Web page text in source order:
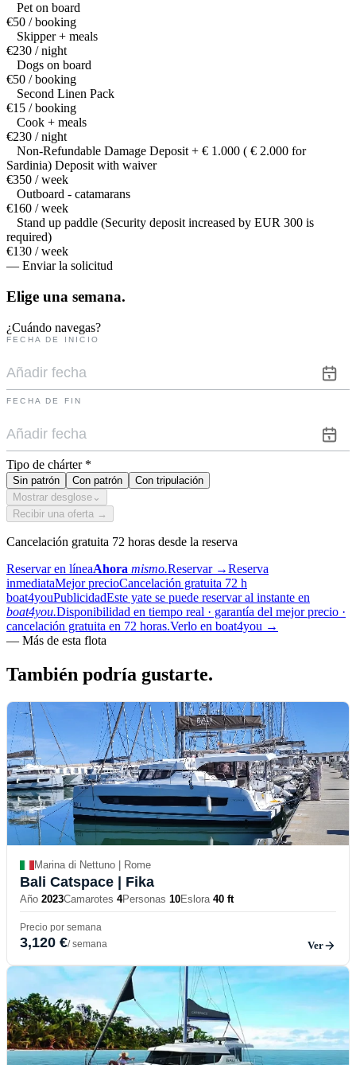
Pet on board
€50 / booking
Skipper + meals
€230 / night
Dogs on board
€50 / booking
Second Linen Pack
€15 / booking
Cook + meals
€230 / night
Non-Refundable Damage Deposit + € 1.000 ( € 2.000 for
Sardinia) Deposit with waiver
€350 / week
Outboard - catamarans
€160 / week
Stand up paddle (Security deposit increased by EUR 300 is
required)
€130 / week
— Enviar la solicitud
Elige una semana.
¿Cuándo navegas?
FECHA DE INICIO
FECHA DE FIN
Tipo de chárter *
Sin patrón Con patrón
Con tripulación
Mostrar desglose ⌄
Recibir una oferta →
Cancelación gratuita 72 horas desde la reserva
Reservar en líneaAhora mismo.Reservar →Reserva
inmediataMejor precioCancelación gratuita 72 h
boat4youPublicidadEste yate se puede reservar al instante en
boat4you.Disponibilidad en tiempo real · garantía del mejor precio ·
cancelación gratuita en 72 horas.Verlo en boat4you →
— Más de esta flota
También podría gustarte.
Marina di Nettuno | Rome
Bali Catspace | Fika
Año 2023Camarotes 4Personas 10Eslora 40 ft
Precio por semana
3,120 €/ semana Ver